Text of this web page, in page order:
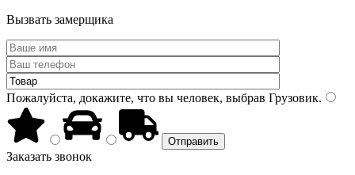
Вызвать замерщика
Пожалуйста, докажите, что вы человек, выбрав Грузовик.
Заказать звонок